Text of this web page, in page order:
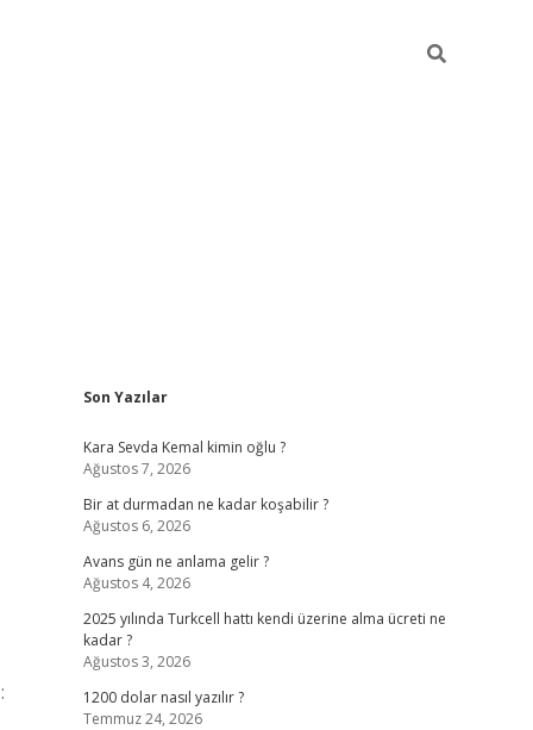
Sidebar
Son Yazılar
Kara Sevda Kemal kimin oğlu ?
Ağustos 7, 2026
Bir at durmadan ne kadar koşabilir ?
Ağustos 6, 2026
Avans gün ne anlama gelir ?
Ağustos 4, 2026
2025 yılında Turkcell hattı kendi üzerine alma ücreti ne
kadar ?
Ağustos 3, 2026
1200 dolar nasıl yazılır ?
Temmuz 24, 2026